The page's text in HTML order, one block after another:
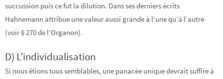
succussion puis ce fut la dilution. Dans ses derniers écrits
Hahnemann attribue une valeur aussi grande à l’une qu’à l’autre
(voir § 270 de l’Organon).
D) L’individualisation
Si nous étions tous semblables, une panacée unique devrait suffire à